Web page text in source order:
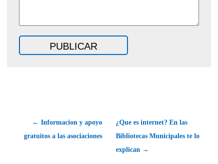
← Informacion y apoyo
gratuitos a las asociaciones
¿Que es internet? En las
Bibliotecas Municipales te lo
explican →